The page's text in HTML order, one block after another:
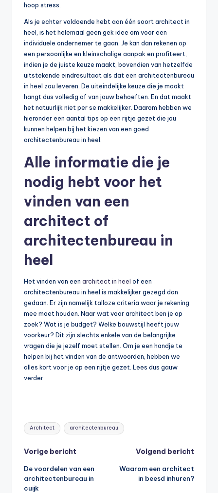
hoop stress.
Als je echter voldoende hebt aan één soort architect in
heel, is het helemaal geen gek idee om voor een
individuele ondernemer te gaan. Je kan dan rekenen op
een persoonlijke en kleinschalige aanpak en profiteert,
indien je de juiste keuze maakt, bovendien van hetzelfde
uitstekende eindresultaat als dat een architectenbureau
in heel zou leveren. De uiteindelijke keuze die je maakt
hangt dus volledig af van jouw behoeften. En dat maakt
het natuurlijk niet per se makkelijker. Daarom hebben we
hieronder een aantal tips op een rijtje gezet die jou
kunnen helpen bij het kiezen van een goed
architectenbureau in heel.
Alle informatie die je
nodig hebt voor het
vinden van een
architect of
architectenbureau in
heel
Het vinden van een architect in heel of een
architectenbureau in heel is makkelijker gezegd dan
gedaan. Er zijn namelijk talloze criteria waar je rekening
mee moet houden. Naar wat voor architect ben je op
zoek? Wat is je budget? Welke bouwstijl heeft jouw
voorkeur? Dit zijn slechts enkele van de belangrijke
vragen die je jezelf moet stellen. Om je een handje te
helpen bij het vinden van de antwoorden, hebben we
alles kort voor je op een rijtje gezet. Lees dus gauw
verder.
Tags:
Architect architectenbureau
Bericht
navigatie
Vorige bericht
De voordelen van een
architectenbureau in
cuijk
Volgend bericht
Waarom een architect
in beesd inhuren?